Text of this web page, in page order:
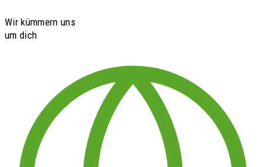
Wir kümmern uns
um dich